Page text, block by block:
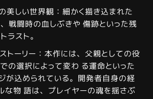
美しい世界観：細かく描き込まれた
戦闘時の血しぶきや 傷跡といった残
ラスト。
トーリー：本作には、父親としての役
の選択によって変わ る運命といった
が込められている。開発者自身の経
な物 語は、プレイヤーの魂を揺さぶ